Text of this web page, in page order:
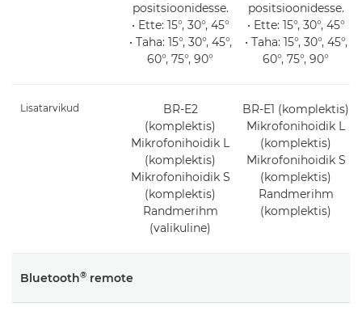
positsioonidesse.
• Ette: 15°, 30°, 45°
• Taha: 15°, 30°, 45°,
60°, 75°, 90°
positsioonidesse.
• Ette: 15°, 30°, 45°
• Taha: 15°, 30°, 45°,
60°, 75°, 90°
Lisatarvikud
BR-E2
(komplektis)
Mikrofonihoidik L
(komplektis)
Mikrofonihoidik S
(komplektis)
Randmerihm
(valikuline)
BR-E1 (komplektis)
Mikrofonihoidik L
(komplektis)
Mikrofonihoidik S
(komplektis)
Randmerihm
(komplektis)
Bluetooth® remote